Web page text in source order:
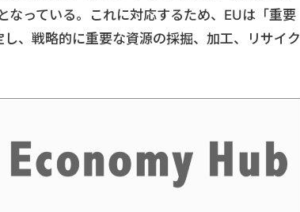
なっている。これに対応するため、EUは「重要
、戦略的に重要な資源の採掘、加工、リサイク